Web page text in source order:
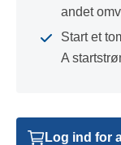
andet
Start et
A
Log ind for